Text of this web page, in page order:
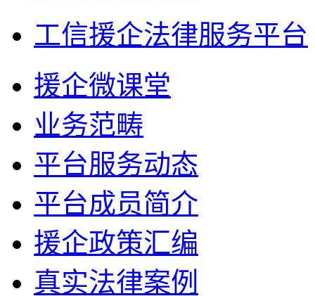
工信援企法律服务平台
援企微课堂
业务范畴
平台服务动态
平台成员简介
援企政策汇编
真实法律案例